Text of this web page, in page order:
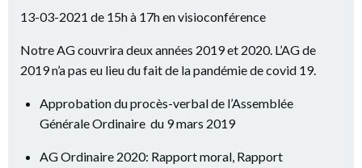
13-03-2021 de 15h à 17h en visioconférence
Notre AG couvrira deux années 2019 et 2020. L’AG de
2019 n’a pas eu lieu du fait de la pandémie de covid 19.
Approbation du procès-verbal de l’Assemblée
Générale Ordinaire du 9 mars 2019
AG Ordinaire 2020: Rapport moral, Rapport